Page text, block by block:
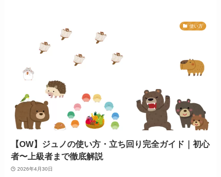
使い方
【OW】ジュノの使い方・立ち回り完全ガイド｜初心
者〜上級者まで徹底解説
2026年4月30日